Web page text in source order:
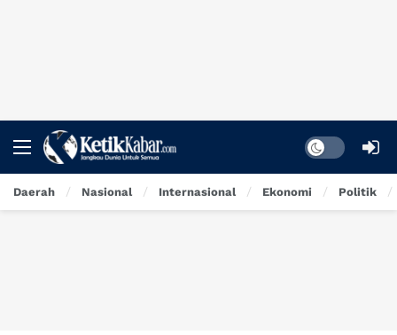
Dark mode
Daerah Nasional Internasional Ekonomi Politik